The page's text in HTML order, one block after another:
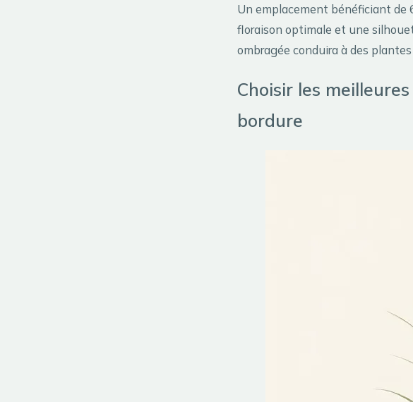
Un emplacement bénéficiant de
floraison optimale et une
ombragée conduira à des
Choisir les
bordure